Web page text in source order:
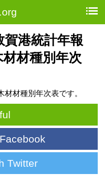
賀港統計年報
材材種別年次
材材種別年次表です。
Twitter